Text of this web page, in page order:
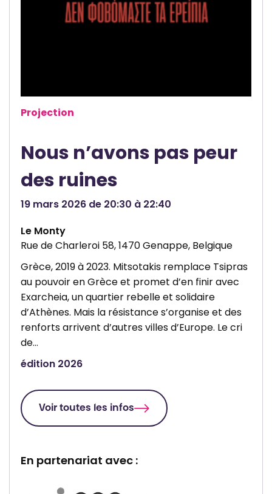
Projection
Nous n’avons pas peur
des ruines
19 mars 2026 de 20:30 à 22:40
Le Monty
Rue de Charleroi 58, 1470 Genappe, Belgique
Grèce, 2019 à 2023. Mitsotakis remplace Tsipras
au pouvoir en Grèce et promet d’en finir avec
Exarcheia, un quartier rebelle et solidaire
d’Athènes. Mais la résistance s’organise et des
renforts arrivent d’autres villes d’Europe. Le cri
de…
édition 2026
Voir toutes les infos
En partenariat avec :
P